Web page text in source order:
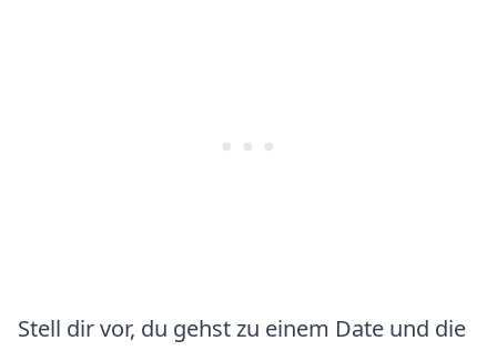
Stell dir vor, du gehst zu einem Date und die